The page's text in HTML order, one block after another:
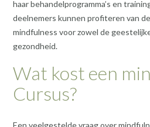
haar behandelprogramma’s en
deelnemers kunnen profiteren van
mindfulness voor zowel de
gezondheid.
Wat kost een
Cursus?